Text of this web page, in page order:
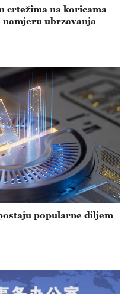
crtežima na koricama
ubrzavanja
popularne diljem